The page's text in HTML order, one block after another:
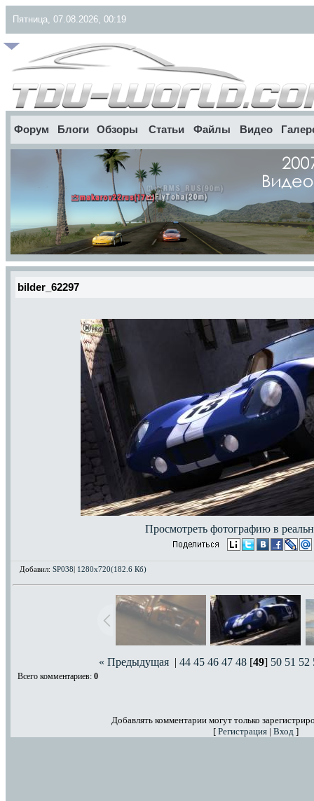
Пятница, 07.08.2026, 00:19
Форум Блоги Обзоры Статьи Файлы Видео
bilder_62297
Просмотреть фотографию в
Добавил: SP038| 1280x720(182.6 Кб)
« Предыдущая | 44 45 46 47 48 [49] 50 51 52
Всего комментариев: 0
Добавлять комментарии могут только
[ Регистрация | Вход ]